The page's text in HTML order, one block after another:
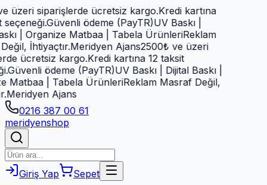
siparişlerde ücretsiz kargo.Kredi kartına
Güvenli ödeme (PayTR)UV Baskı |
| Organize Matbaa | Tabela ÜrünleriReklam
İhtiyaçtır.Meridyen Ajans2500₺ ve üzeri
ücretsiz kargo.Kredi kartına 12 taksit
ödeme (PayTR)UV Baskı | Dijital Baskı |
| Tabela ÜrünleriReklam Masraf Değil,
Ajans
0216 387 00 61
meridyenshop
Giriş Yap
Sepet